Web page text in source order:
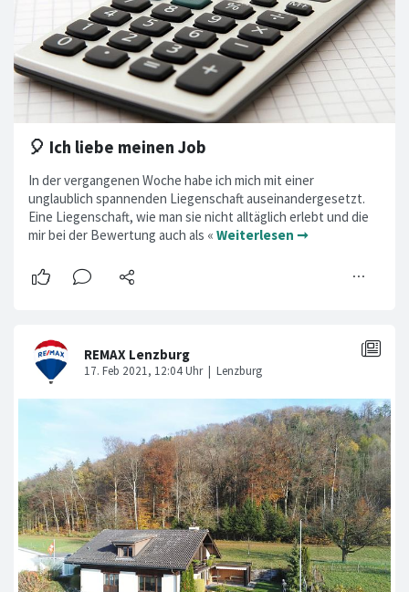
🎈 Ich liebe meinen Job
In der vergangenen Woche habe ich mich mit einer
unglaublich spannenden Liegenschaft auseinandergesetzt.
Eine Liegenschaft, wie man sie nicht alltäglich erlebt und die
mir bei der Bewertung auch als « Weiterlesen ➞